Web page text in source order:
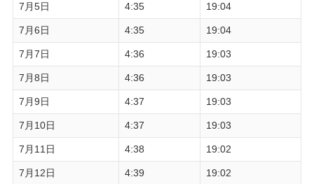
7月5日 4:35 19:04
7月6日 4:35 19:04
7月7日 4:36 19:03
7月8日 4:36 19:03
7月9日 4:37 19:03
7月10日 4:37 19:03
7月11日 4:38 19:02
7月12日 4:39 19:02